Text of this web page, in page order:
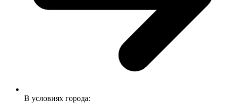
В условиях города: